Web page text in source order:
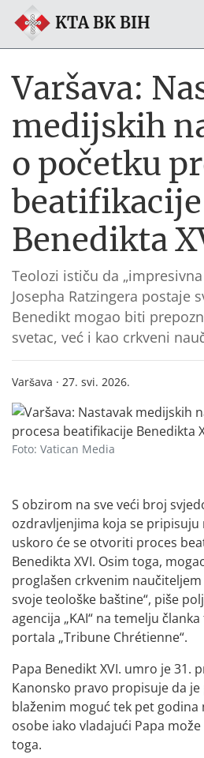
KTA BK BIH
Varšava:
medijskih
o početku
beatifikacije
Benedikta
Teolozi ističu da
Josepha Ratzingera postaje
Benedikt mogao biti
svetac, već i kao crkveni
Varšava · 27. svi. 2026.
Foto: Vatican Media
S obzirom na sve veći broj
ozdravljenjima koja se pripisuju
uskoro će se otvoriti proces
Benedikta XVI. Osim toga,
proglašen crkvenim
svoje teološke baštine“, piše
agencija „KAI“ na temelju
portala „Tribune Chrétienne“.
Papa Benedikt XVI. umro je 31.
Kanonsko pravo propisuje da
blaženim moguć tek pet
osobe iako vladajući Papa
toga.